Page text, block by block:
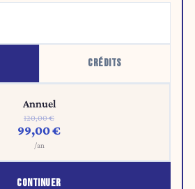
CRÉDITS
Annuel
120,00 €
99,00 €
/an
CONTINUER